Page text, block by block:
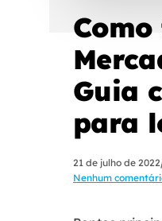
Guia
para
21 de julho de 2022
Nenhum